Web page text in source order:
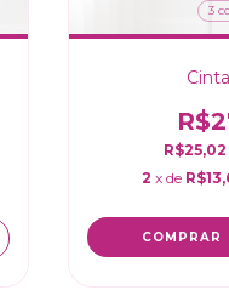
3
2 x de
COMPRAR